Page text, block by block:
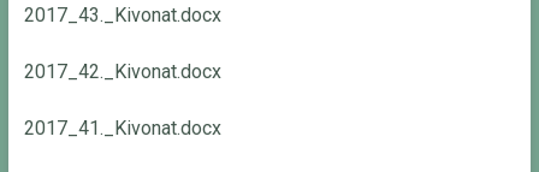
2017_43._Kivonat.docx
2017_42._Kivonat.docx
2017_41._Kivonat.docx